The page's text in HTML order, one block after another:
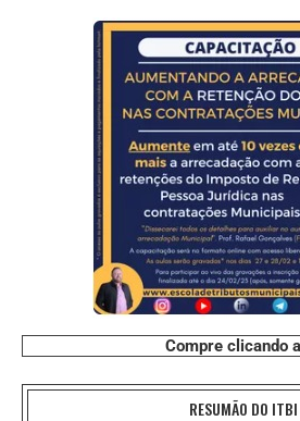
Compre clicando
RESUMÃO DO ITBI